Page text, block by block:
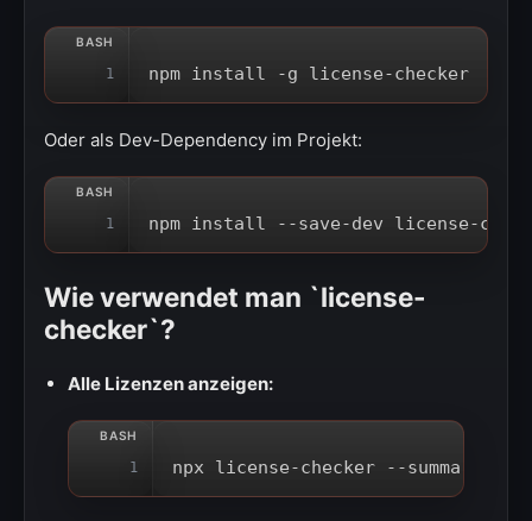
1 npm install -g license-checker
Oder als Dev-Dependency im Projekt:
1 npm install --save-dev license-
Wie verwendet man `license-
checker`?
Alle Lizenzen anzeigen:
1 npx license-checker --summary